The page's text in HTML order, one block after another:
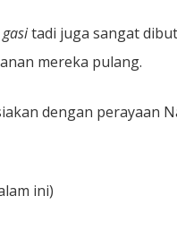
tadi juga sangat
mereka pulang.
dengan perayaan
ini)